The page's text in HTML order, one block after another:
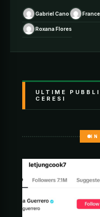
Gabriel Cano
Roxana Flores
ULTIME
CERESI
IN